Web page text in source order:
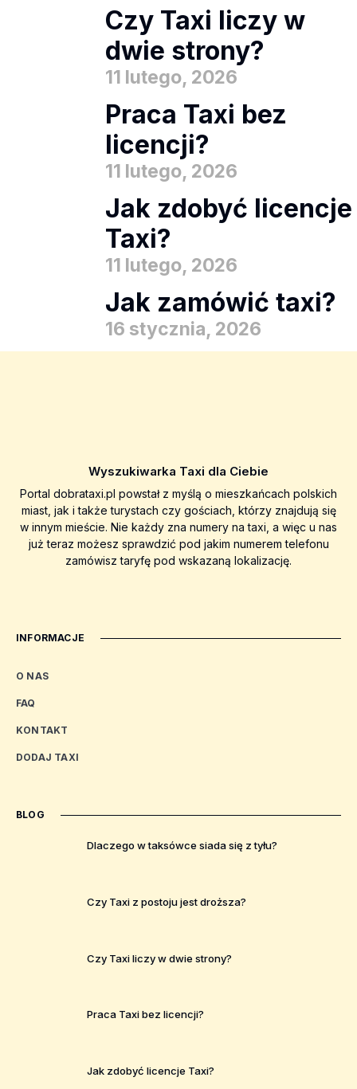
Czy Taxi liczy w
dwie strony?
11 lutego, 2026
Praca Taxi bez
licencji?
11 lutego, 2026
Jak zdobyć licencje
Taxi?
11 lutego, 2026
Jak zamówić taxi?
16 stycznia, 2026
Wyszukiwarka Taxi dla Ciebie
Portal dobrataxi.pl powstał z myślą o mieszkańcach polskich
miast, jak i także turystach czy gościach, którzy znajdują się
w innym mieście. Nie każdy zna numery na taxi, a więc u nas
już teraz możesz sprawdzić pod jakim numerem telefonu
zamówisz taryfę pod wskazaną lokalizację.
INFORMACJE
O NAS
FAQ
KONTAKT
DODAJ TAXI
BLOG
Dlaczego w taksówce siada się z tyłu?
Czy Taxi z postoju jest droższa?
Czy Taxi liczy w dwie strony?
Praca Taxi bez licencji?
Jak zdobyć licencje Taxi?